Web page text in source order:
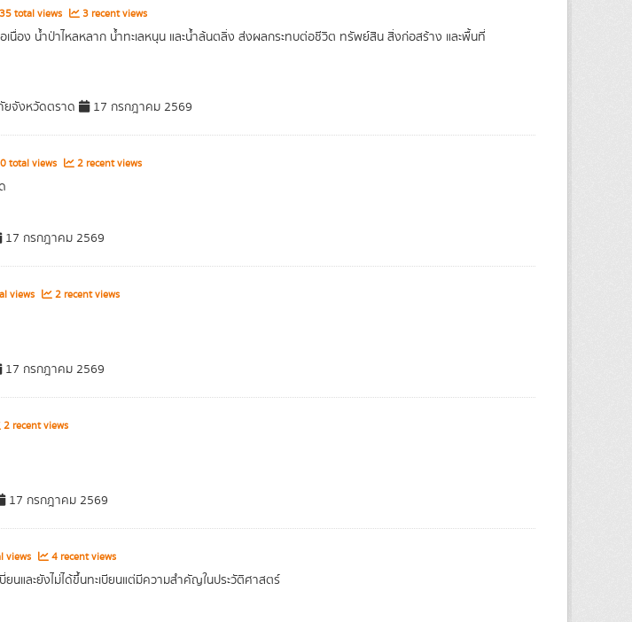
total views 3 recent views
อง น้ำป่าไหลหลาก น้ำทะเลหนุน และน้ำล้นตลิ่ง ส่งผลกระทบต่อชีวิต ทรัพย์สิน สิ่งก่อสร้าง และพื้นที่
ยจังหวัดตราด 17 กรกฎาคม 2569
total views 2 recent views
17 กรกฎาคม 2569
views 2 recent views
17 กรกฎาคม 2569
2 recent views
17 กรกฎาคม 2569
views 4 recent views
นและยังไม่ได้ขึ้นทะเบียนแต่มีความสำคัญในประวัติศาสตร์